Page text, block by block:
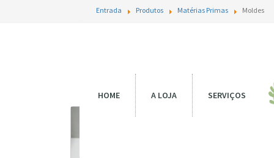
HOME A LOJA SERVIÇOS
Entrada Produtos Matérias Primas Moldes